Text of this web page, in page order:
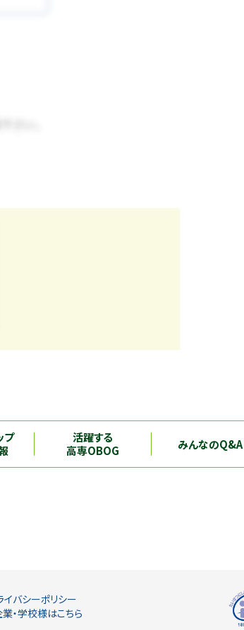
プ
活躍する
高専OBOG
みんなのQ&A
イバシーポリシー
・学校様はこちら